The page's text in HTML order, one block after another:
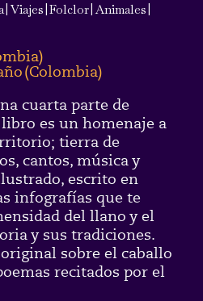
Viajes Folclor Animales
)
(Colombia)
cuarta parte de
es un homenaje a
tierra de
cantos, música y
escrito en
infografías que te
del llano y el
y sus tradiciones.
sobre el caballo
recitados por el